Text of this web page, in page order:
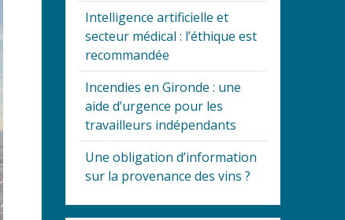
Intelligence artificielle et
secteur médical : l’éthique est
recommandée
Incendies en Gironde : une
aide d’urgence pour les
travailleurs indépendants
Une obligation d’information
sur la provenance des vins ?